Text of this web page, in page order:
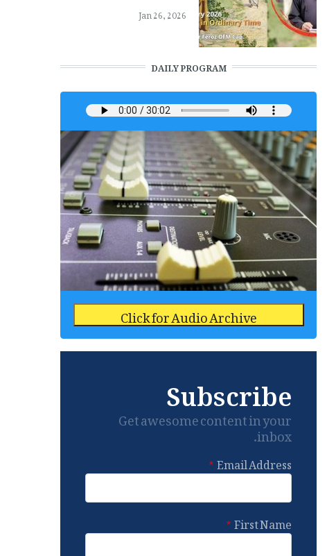
Jan 26, 2026
DAILY PROGRAM
Click for Audio Archive
Subscribe
Get awesome content in your
inbox.
Email Address
First Name